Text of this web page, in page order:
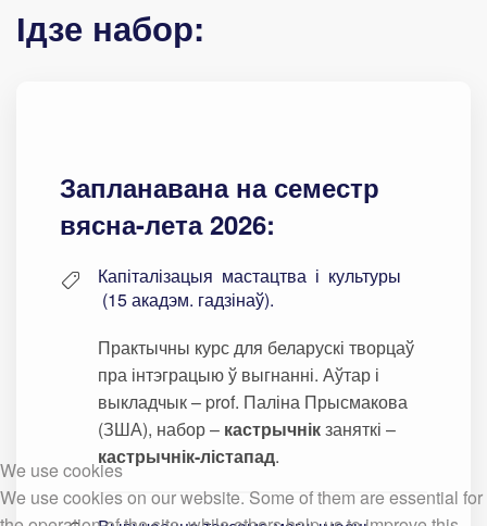
Ідзе набор:
Запланавана на семестр
вясна-лета 2026:
Капіталізацыя мастацтва і культуры
(15 акадэм. гадзінаў).
Практычны курс для беларускі творцаў
пра інтэграцыю ў выгнанні. Аўтар і
выкладчык – prof. Паліна Прысмакова
(ЗША), набор – кастрычнікзаняткі –
кастрычнік-лістапад.
We use cookies
We use cookies on our website. Some of them are essential for